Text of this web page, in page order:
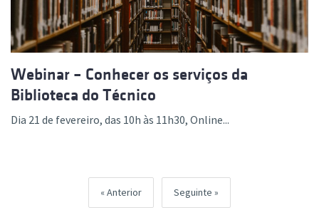
Webinar – Conhecer os serviços da
Biblioteca do Técnico
Dia 21 de fevereiro, das 10h às 11h30, Online...
Anterior Seguinte